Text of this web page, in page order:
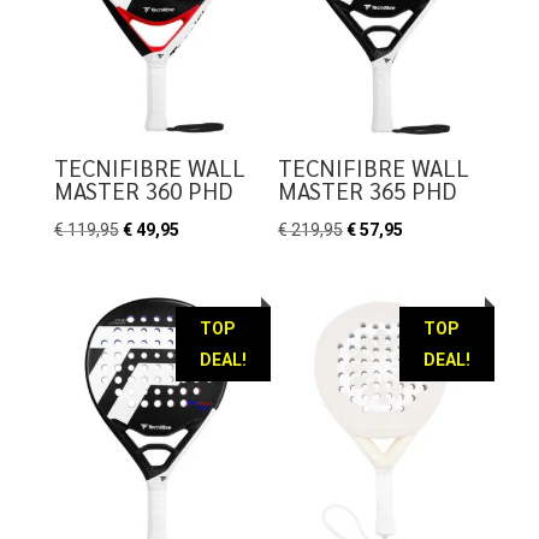
TECNIFIBRE WALL
MASTER 360 PHD
€119,95 Oorspronkelijke
€ 119,95.
€49,95Huidige
€ 49,95.
TECNIFIBRE WALL
MASTER 365 PHD
€219,95Oorspronkelijke
€ 219,95.
€57,95
€ 57,95.
TOP
DEAL!
TOP
DEAL!